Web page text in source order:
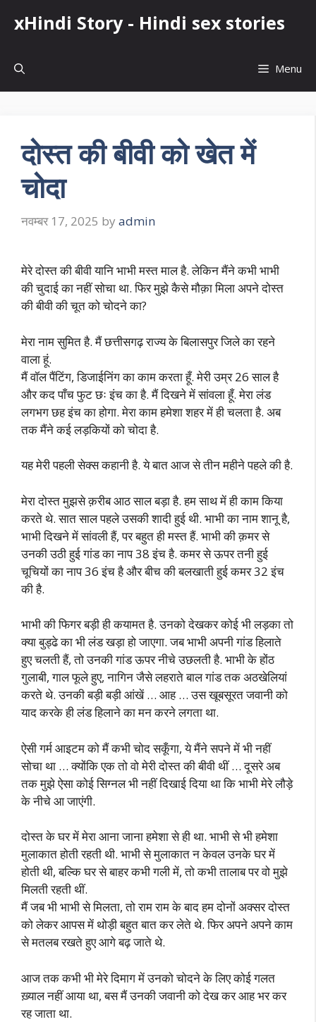
xHindi Story - Hindi sex stories
Menu
दोस्त की बीवी को खेत में
चोदा
नवम्बर 17, 2025 by admin
मेरे दोस्त की बीवी यानि भाभी मस्त माल है. लेकिन मैंने कभी भाभी
की चुदाई का नहीं सोचा था. फिर मुझे कैसे मौक़ा मिला अपने दोस्त
की बीवी की चूत को चोदने का?
मेरा नाम सुमित है. मैं छत्तीसगढ़ राज्य के बिलासपुर जिले का रहने
वाला हूं.
मैं वॉल पैंटिंग, डिजाईनिंग का काम करता हूँ. मेरी उम्र 26 साल है
और कद पाँच फुट छः इंच का है. मैं दिखने में सांवला हूँ. मेरा लंड
लगभग छह इंच का होगा. मेरा काम हमेशा शहर में ही चलता है. अब
तक मैंने कई लड़कियों को चोदा है.
यह मेरी पहली सेक्स कहानी है. ये बात आज से तीन महीने पहले की है.
मेरा दोस्त मुझसे क़रीब आठ साल बड़ा है. हम साथ में ही काम किया
करते थे. सात साल पहले उसकी शादी हुई थी. भाभी का नाम शानू है,
भाभी दिखने में सांवली हैं, पर बहुत ही मस्त हैं. भाभी की क़मर से
उनकी उठी हुई गांड का नाप 38 इंच है. कमर से ऊपर तनी हुई
चूचियों का नाप 36 इंच है और बीच की बलखाती हुई कमर 32 इंच
की है.
भाभी की फिगर बड़ी ही कयामत है. उनको देखकर कोई भी लड़का तो
क्या बुड्ढे का भी लंड खड़ा हो जाएगा. जब भाभी अपनी गांड हिलाते
हुए चलती हैं, तो उनकी गांड ऊपर नीचे उछलती है. भाभी के होंठ
गुलाबी, गाल फूले हुए, नागिन जैसे लहराते बाल गांड तक अठखेलियां
करते थे. उनकी बड़ी बड़ी आंखें … आह … उस खूबसूरत जवानी को
याद करके ही लंड हिलाने का मन करने लगता था.
ऐसी गर्म आइटम को मैं कभी चोद सकूँगा, ये मैंने सपने में भी नहीं
सोचा था … क्योंकि एक तो वो मेरी दोस्त की बीवी थीं … दूसरे अब
तक मुझे ऐसा कोई सिग्नल भी नहीं दिखाई दिया था कि भाभी मेरे लौड़े
के नीचे आ जाएंगी.
दोस्त के घर में मेरा आना जाना हमेशा से ही था. भाभी से भी हमेशा
मुलाकात होती रहती थी. भाभी से मुलाकात न केवल उनके घर में
होती थी, बल्कि घर से बाहर कभी गली में, तो कभी तालाब पर वो मुझे
मिलती रहती थीं.
मैं जब भी भाभी से मिलता, तो राम राम के बाद हम दोनों अक्सर दोस्त
को लेकर आपस में थोड़ी बहुत बात कर लेते थे. फिर अपने अपने काम
से मतलब रखते हुए आगे बढ़ जाते थे.
आज तक कभी भी मेरे दिमाग में उनको चोदने के लिए कोई गलत
ख़्याल नहीं आया था, बस मैं उनकी जवानी को देख कर आह भर कर
रह जाता था.